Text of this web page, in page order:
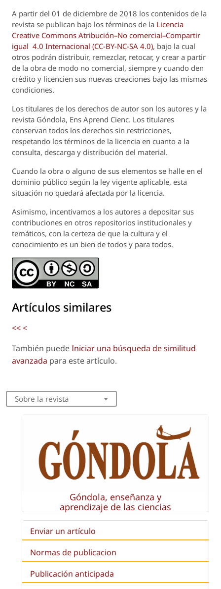
A partir del 01 de diciembre de 2018 los contenidos de la
revista se publican bajo los términos de la Licencia
Creative Commons Atribución–No comercial–Compartir
igual 4.0 Internacional (CC-BY-NC-SA 4.0), bajo la cual
otros podrán distribuir, remezclar, retocar, y crear a partir
de la obra de modo no comercial, siempre y cuando den
crédito y licencien sus nuevas creaciones bajo las mismas
condiciones.
Los titulares de los derechos de autor son los autores y la
revista Góndola, Ens Aprend Cienc. Los titulares
conservan todos los derechos sin restricciones,
respetando los términos de la licencia en cuanto a la
consulta, descarga y distribución del material.
Cuando la obra o alguno de sus elementos se halle en el
dominio público según la ley vigente aplicable, esta
situación no quedará afectada por la licencia.
Asimismo, incentivamos a los autores a depositar sus
contribuciones en otros repositorios institucionales y
temáticos, con la certeza de que la cultura y el
conocimiento es un bien de todos y para todos.
Artículos similares
<<<
También puedeIniciar una búsqueda de similitud
avanzada para este artículo.
Sobre la revista
Góndola, enseñanza y
aprendizaje de las ciencias
Enviar un artículo
Normas de publicacion
Publicación anticipada